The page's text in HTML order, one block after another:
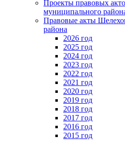
Проекты правовых
муниципального
Правовые акты
района
2026 год
2025 год
2024 год
2023 год
2022 год
2021 год
2020 год
2019 год
2018 год
2017 год
2016 год
2015 год